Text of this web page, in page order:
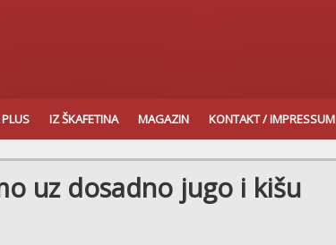
IZ ŠKAFETINA MAGAZIN KONTAKT / IMPRESSUM
uz dosadno jugo i kišu